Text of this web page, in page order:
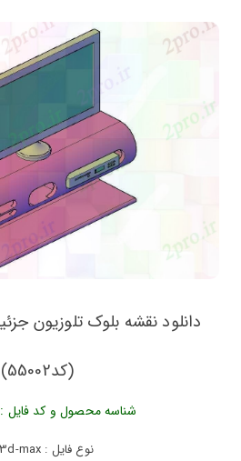
(کد55002)
شناسه محصول و کد فایل :
نوع فایل : 3d-max